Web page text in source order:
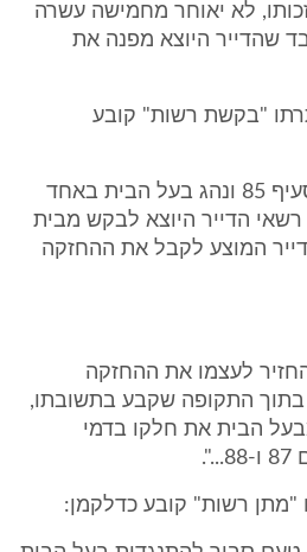
לא יאוחר מחמישה עשרה
שהדייר היוצא מפנה את
שכותרתו "בקשת רשות" קובע
"נשלחו ההצהרות לפי סעיף 85 ונהג בעל הבית באחד
הדייר היוצא לבקש מבית
המוצע לקבל את ההחזקה
לעצמו את ההחזקה
התקופה שקבע בתשובתו,
הבית את חלקו בדמי